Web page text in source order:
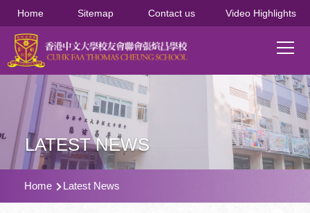
移至主內容
Home Sitemap Contact us Video Highlights
Main
LATEST NEWS
導
航
Home Latest News